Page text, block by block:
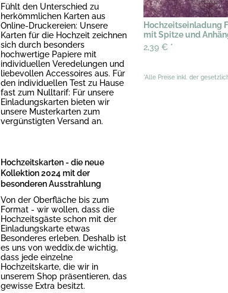
Fühlt den Unterschied zu
herkömmlichen Karten aus
Online-Druckereien: Unsere
Karten für die Hochzeit zeichnen
sich durch besonders
hochwertige Papiere mit
individuellen Veredelungen und
liebevollen Accessoires aus. Für
den individuellen Test zu Hause
fast zum Nulltarif: Für unsere
Einladungskarten bieten wir
unsere Musterkarten zum
vergünstigten Versand an.
Hochzeitskarten - die neue
Kollektion 2024 mit der
besonderen Ausstrahlung
Von der Oberfläche bis zum
Format - wir wollen, dass die
Hochzeitsgäste schon mit der
Einladungskarte etwas
Besonderes erleben. Deshalb ist
es uns von weddix.de wichtig,
dass jede einzelne
Hochzeitskarte, die wir in
unserem Shop präsentieren, das
gewisse Extra besitzt.
Hochzeitseinladung
mit Spitze und
2,39 € *
*Alle Preise inkl. der